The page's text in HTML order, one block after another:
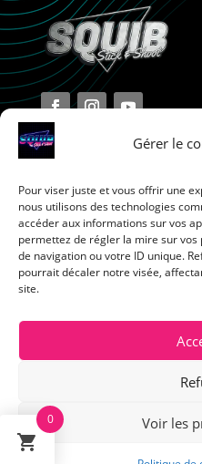
Gérer le
Pour viser juste et vous offrir une
nous utilisons des technologies
accéder aux informations sur vos
permettez de régler la mire sur
de navigation ou votre ID unique.
pourrait décaler notre visée,
site.
Voir les
Terms
0